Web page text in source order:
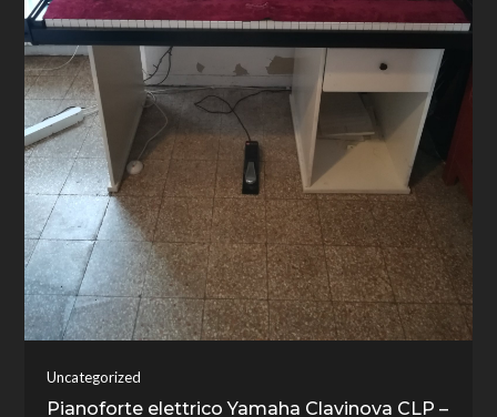
Uncategorized
Pianoforte elettrico Yamaha Clavinova CLP –